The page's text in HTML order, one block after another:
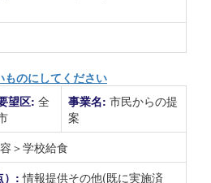
のにしてください
望区: 全
事業名: 市民からの提
案
＞学校給食
）:情報提供その他(既に実施済